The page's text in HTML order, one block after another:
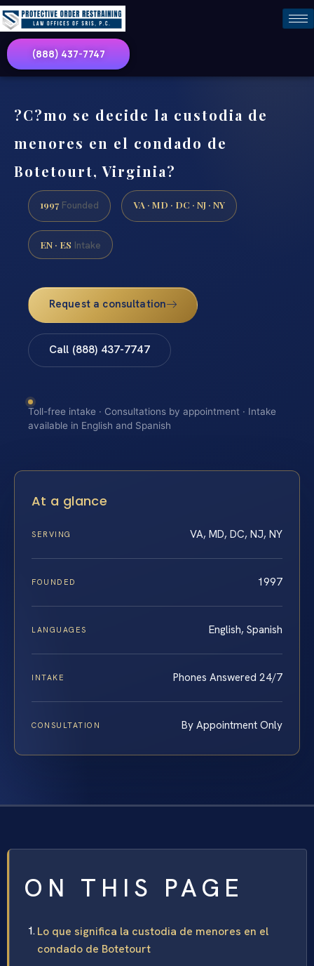
(888) 437-7747
?C?mo se decide la custodia de
menores en el condado de
Botetourt, Virginia?
1997 Founded VA · MD · DC · NJ · NY
EN · ES Intake
Request a consultation
Call (888) 437-7747
Toll-free intake · Consultations by appointment · Intake
available in English and Spanish
At a glance
SERVING VA, MD, DC, NJ, NY
FOUNDED 1997
LANGUAGES English, Spanish
INTAKE Phones Answered 24/7
CONSULTATION By Appointment Only
ON THIS PAGE
Lo que significa la custodia de menores en el
condado de Botetourt